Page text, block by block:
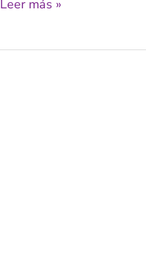
esperabas?
Leer más »